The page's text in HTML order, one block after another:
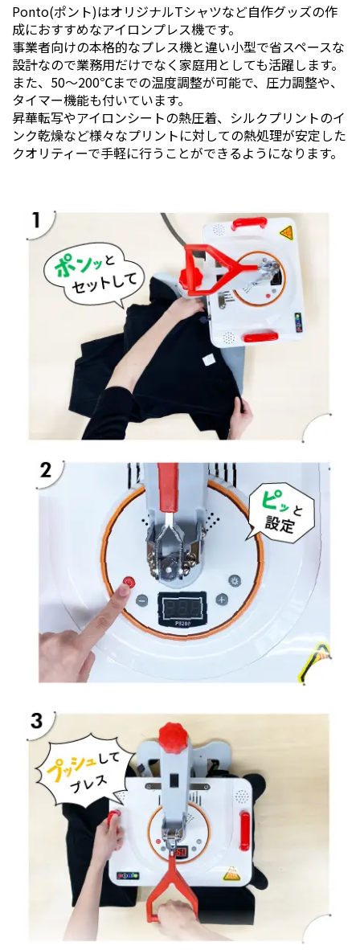
Ponto(ポント)はオリジナルTシャツなど自作グッズの作
成におすすめなアイロンプレス機です。
事業者向けの本格的なプレス機と違い小型で省スペースな
設計なので業務用だけでなく家庭用としても活躍します。
また、50～200℃までの温度調整が可能で、圧力調整や、
タイマー機能も付いています。
昇華転写やアイロンシートの熱圧着、シルクプリントのイ
ンク乾燥など様々なプリントに対しての熱処理が安定した
クオリティーで手軽に行うことができるようになります。